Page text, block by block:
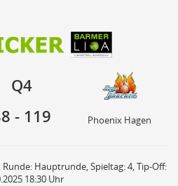
Phoenix Hagen
Q4
- 119 Phoenix Hagen
Runde: Hauptrunde, Spieltag: 4, Tip-Off:
18:30 Uhr